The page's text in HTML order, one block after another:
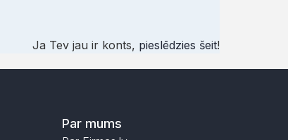
Ja Tev jau ir konts, pieslēdzies šeit!
Par mums